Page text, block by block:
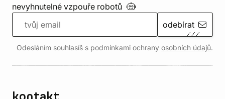
nevyhnutelné vzpouře robotů
odebírat
Odesláním souhlasíš s podmínkami ochrany osobních údajů.